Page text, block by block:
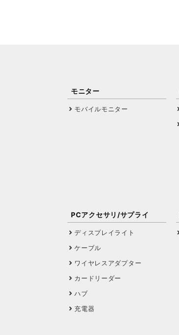
モニター
モバイルモニター
PCアクセサリ/サプライ
ディスプレイライト
ケーブル
ワイヤレスアダプター
カードリーダー
ハブ
充電器